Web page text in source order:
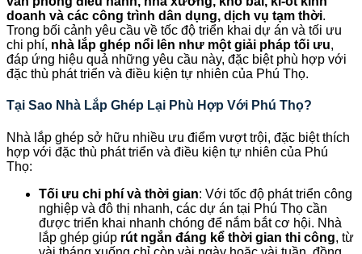
doanh và các công trình dân dụng, dịch vụ tạm thời.
Trong bối cảnh yêu cầu về tốc độ triển khai dự án và tối ưu
chi phí, nhà lắp ghép nổi lên như một giải pháp tối ưu,
đáp ứng hiệu quả những yêu cầu này, đặc biệt phù hợp với
đặc thù phát triển và điều kiện tự nhiên của Phú Thọ.
Tại Sao Nhà Lắp Ghép Lại Phù Hợp Với Phú Thọ?
Nhà lắp ghép sở hữu nhiều ưu điểm vượt trội, đặc biệt thích
hợp với đặc thù phát triển và điều kiện tự nhiên của Phú
Thọ:
Tối ưu chi phí và thời gian: Với tốc độ phát triển công
nghiệp và đô thị nhanh, các dự án tại Phú Thọ cần
được triển khai nhanh chóng để nắm bắt cơ hội. Nhà
lắp ghép giúp rút ngắn đáng kể thời gian thi công, từ